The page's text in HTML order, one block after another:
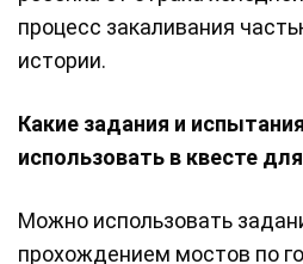
процесс закаливания
истории.
Какие задания и
использовать в квесте
Можно использовать
прохождением мостов по